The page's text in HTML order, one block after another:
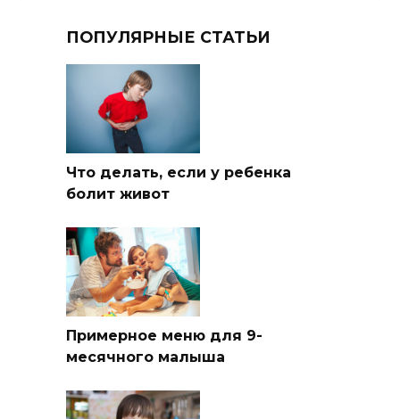
ПОПУЛЯРНЫЕ СТАТЬИ
Что делать, если у ребенка
болит живот
Примерное меню для 9-
месячного малыша